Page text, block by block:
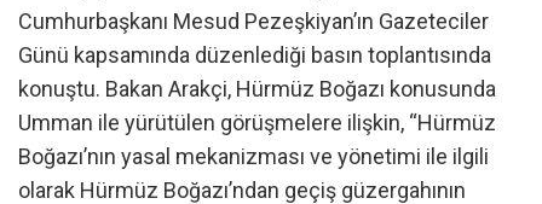
Cumhurbaşkanı Mesud Pezeşkiyan’ın Gazeteciler
Günü kapsamında düzenlediği basın toplantısında
konuştu. Bakan Arakçi, Hürmüz Boğazı konusunda
Umman ile yürütülen görüşmelere ilişkin, “Hürmüz
Boğazı’nın yasal mekanizması ve yönetimi ile ilgili
olarak Hürmüz Boğazı’ndan geçiş güzergahının